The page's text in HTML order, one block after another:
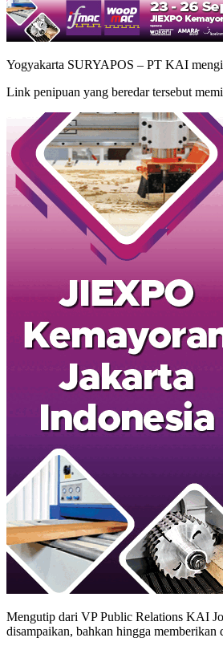
Yogyakarta SURYAPOS – PT KAI
Link penipuan yang beredar tersebut
Mengutip dari VP Public Relations KAI
disampaikan, bahkan hingga memberikan